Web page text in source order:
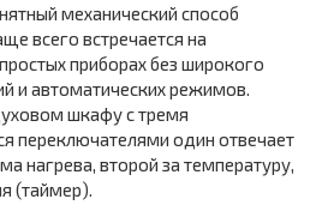
механический способ
всего встречается на
приборах без широкого
и автоматических режимов.
шкафу с тремя
переключателями один отвечает
нагрева, второй за температуру,
(таймер).